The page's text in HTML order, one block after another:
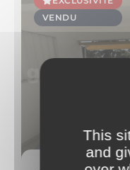
VENDU
This
and